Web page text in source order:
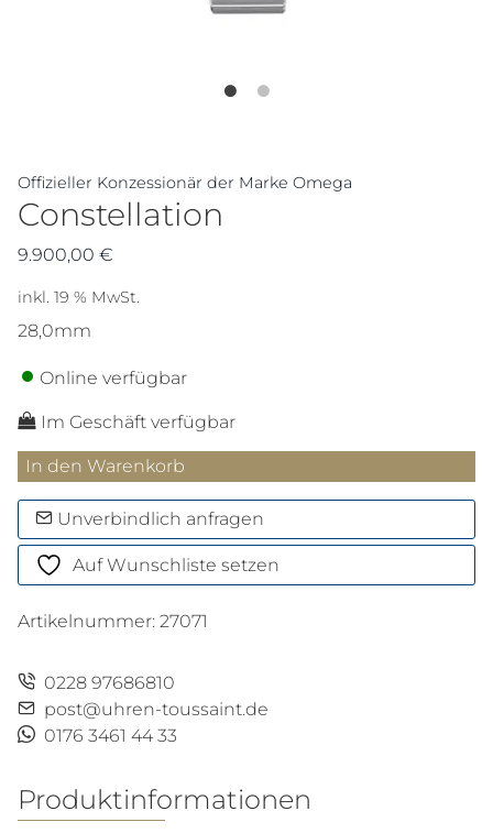
Offizieller Konzessionär der Marke Omega
Constellation
9.900,00 €
inkl. 19 % MwSt.
28,0mm
Online verfügbar
Im Geschäft verfügbar
Constellation
Menge
In den Warenkorb
Unverbindlich anfragen
Auf Wunschliste setzen
Artikelnummer: 27071
0228 97686810
post@uhren-toussaint.de
0176 3461 44 33
Produktinformationen